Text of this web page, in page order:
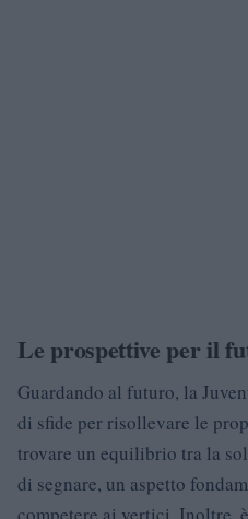
Le prospettive per il
Guardando al futuro, la
di sfide per risollevare le
trovare un equilibrio tra la
di segnare, un aspetto